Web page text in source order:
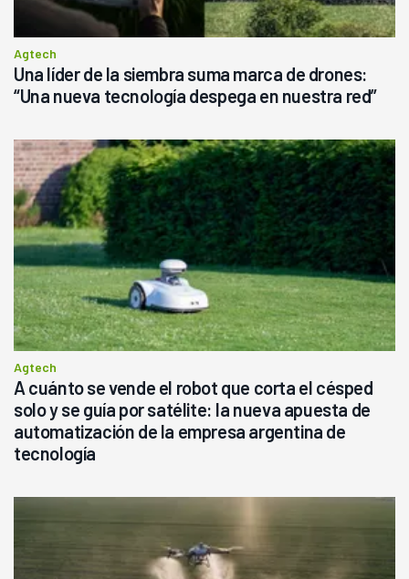
Agtech
Una líder de la siembra suma marca de drones:
“Una nueva tecnología despega en nuestra red”
Agtech
A cuánto se vende el robot que corta el césped
solo y se guía por satélite: la nueva apuesta de
automatización de la empresa argentina de
tecnología